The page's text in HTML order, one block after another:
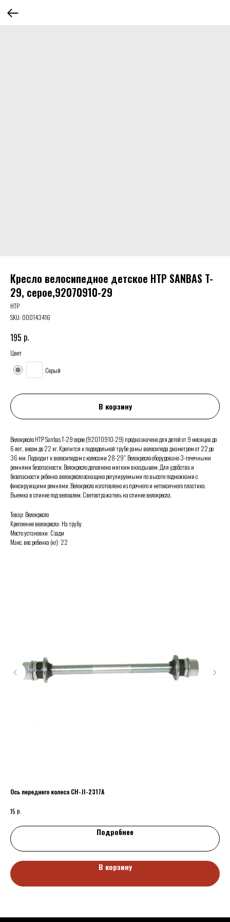
Кресло велосипедное детское HTP SANBAS T-
29, серое,92070910-29
HTP
SKU: 000143416
195 р.
Цвет
Серый
В корзину
Велокресло HTP Sanbas T-29 серое (92070910-29) предназначено для детей от 9 месяцев до
6 лет, весом до 22 кг. Крепится к подседельной трубе рамы велосипеда диаметром от 22 до
36 мм. Подходит к велосипедам с колесами 28-29". Велокресло оборудовано 3-точечными
ремнями безопасности. Велокресло дополнено мягким вкладышем. Для удобства и
безопасности ребенка велокресло оснащено регулируемыми по высоте подножками с
фиксирующими ремнями. Велокресло изготовлено из прочного и нетоксичного пластика.
Выемка в спинке под велошлем. Светоотражатель на спинке велокресла.
Товар: Велокресло
Крепление велокресла: На трубу
Место установки: Сзади
Макс. вес ребенка (кг): 22
Ось переднего колеса CH-JI-2317A
15 р.
Подробнее
В корзину